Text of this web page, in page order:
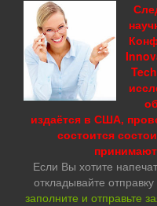
издаётся в США,
состоится
Если Вы хотите
откладывайте
заполните и отправьте